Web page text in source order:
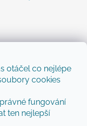
otáčel co nejlépe
cookies
fungování
ten nejlepší
zasílat informace
zasílat ty nejlepší